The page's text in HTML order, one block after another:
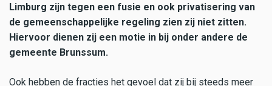
Limburg zijn tegen een fusie en ook privatisering van
de gemeenschappelijke regeling zien zij niet zitten.
Hiervoor dienen zij een motie in bij onder andere de
gemeente Brunssum.
Ook hebben de fracties het gevoel dat zij bij steeds meer